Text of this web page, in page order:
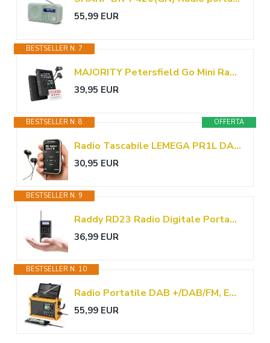
55,99 EUR
BESTSELLER N. 7
MAJORITY Petersfield Go Mini Radio Portatile DAB/DAB con Batteria 12 Ore
39,95 EUR
OFFERTA
BESTSELLER N. 8
Radio Tascabile LEMEGA PR1L DAB/FM,Ricaricabile,Blocco Tasti,Nero/Argento
30,95 EUR
BESTSELLER N. 9
Raddy RD23 Radio Digitale Portatile DAB/DAB+ con Bluetooth, 110 Stazioni Salvate, Radio FM, Ricaricabile via USB-C, Radio Tascabile con Display Chiaro per Casa e Viaggio (Nero)
36,99 EUR
BESTSELLER N. 10
Radio Portatile DAB +/DAB/FM, Energia Solare e Manovella con Batteria Ricaricabile da 12000 mAh, Sveglia due Allarmi e tre Suonerie, Qualità audio Hi-Fi, Sopravvivenza SOS, Impermeabile per All'aperto
55,99 EUR